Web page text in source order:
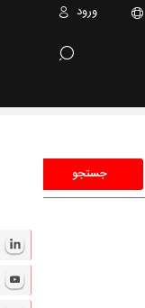
ورود
جستجو